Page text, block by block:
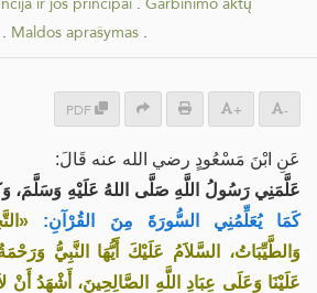
. Maldos aprašymas .
PDF + -
عَنِ ابْنَ مَسْعُودٍ رضي الله عنه قَالَ:
عَلَّمَنِي رَسُولُ اللَّهِ صَلَّى اللهُ عَلَيْهِ وَسَلَّمَ،
كَمَا يُعَلِّمُنِي السُّورَةَ مِنَ القُرْآنِ:
وَالطَّيِّبَاتُ، السَّلاَمُ عَلَيْكَ أَيُّهَا النَّبِيُّ
عَلَيْنَا وَعَلَى عِبَادِ اللَّهِ الصَّالِحِينَ، أَشْهَدُ أَنْ